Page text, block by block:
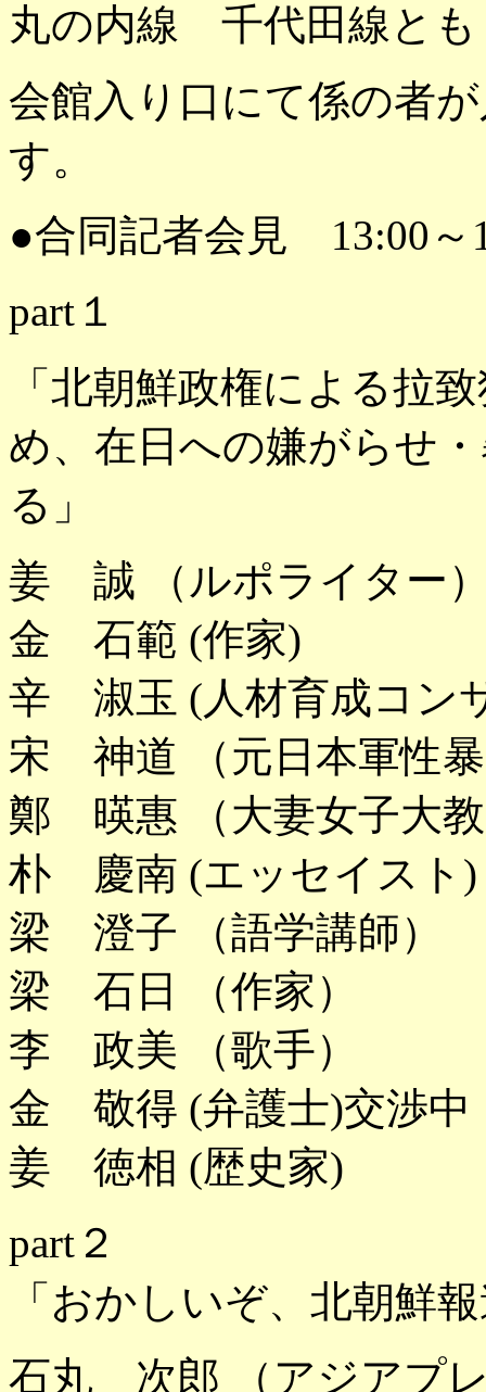
丸の内線 千代田線とも
会館入り口にて係の者
す。
●合同記者会見 13:00～
part１
「北朝鮮政権による拉
め、在日への嫌がらせ
る」
姜 誠 （ルポライター
金 石範 (作家)
辛 淑玉 (人材育成コ
宋 神道 （元日本軍性
鄭 暎惠 （大妻女子大
朴 慶南 (エッセイスト)
梁 澄子 （語学講師）
梁 石日 （作家）
李 政美 （歌手）
金 敬得 (弁護士)交渉
姜 徳相 (歴史家)
part２
「おかしいぞ、北朝
石丸 次郎 （アジアプ